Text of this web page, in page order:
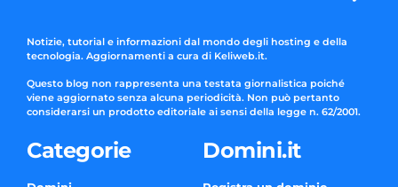
Notizie, tutorial e informazioni dal mondo degli hosting e della
tecnologia. Aggiornamenti a cura di Keliweb.it.
Questo blog non rappresenta una testata giornalistica poiché
viene aggiornato senza alcuna periodicità. Non può pertanto
considerarsi un prodotto editoriale ai sensi della legge n. 62/2001.
Categorie Domini.it